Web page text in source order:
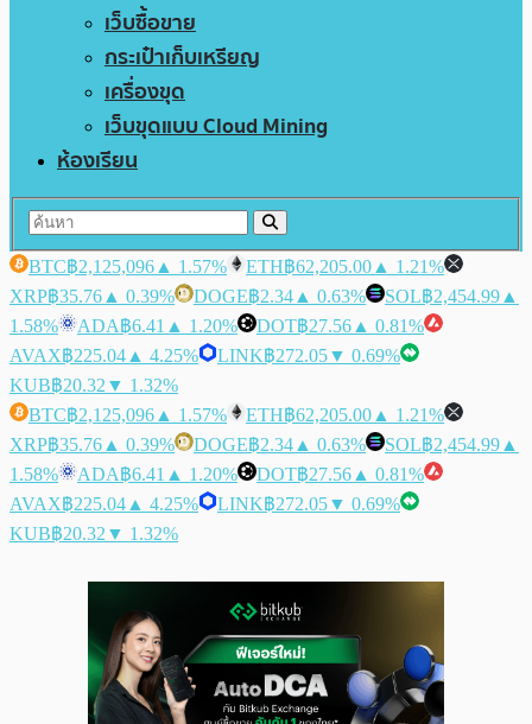
เว็บซื้อขาย
กระเป๋าเก็บเหรียญ
เครื่องขุด
เว็บขุดแบบ Cloud Mining
ห้องเรียน
BTC฿2,125,096 ▲ 1.57% ETH฿62,205.00 ▲ 1.21%
XRP฿35.76 ▲ 0.39% DOGE฿2.34 ▲ 0.63% SOL฿2,454.99 ▲
1.58%
ADA฿6.41 ▲ 1.20% DOT฿27.56 ▲ 0.81%
AVAX฿225.04 ▲ 4.25% LINK฿272.05▼ 0.69%
KUB฿20.32 ▼ 1.32%
BTC฿2,125,096 ▲ 1.57% ETH฿62,205.00 ▲ 1.21%
XRP฿35.76 ▲ 0.39% DOGE฿2.34 ▲ 0.63% SOL฿2,454.99 ▲
1.58%
ADA฿6.41 ▲ 1.20% DOT฿27.56 ▲ 0.81%
AVAX฿225.04 ▲ 4.25% LINK฿272.05▼ 0.69%
KUB฿20.32 ▼ 1.32%